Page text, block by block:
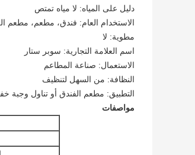
دليل على المياه: لا مياه تمتص
الاستخدام العام: فندق، مطعم، مطعم
مطوية: لا
اسم العلامة التجارية: سوبر ستار
الاستعمال: صناعة المطاعم
النظافة: من السهل لتنظيف
التطبيق: مطعم الفندق أو تناول وجبة
مواصفات